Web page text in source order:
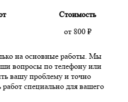
Стоимость
от 800 ₽
на основные работы. Мы
вопросы по телефону или
вашу проблему и точно
специально для вашего